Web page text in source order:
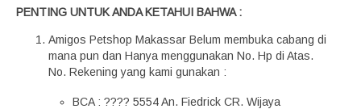
PENTING UNTUK ANDA KETAHUI BAHWA :
Amigos Petshop Makassar Belum membuka cabang di
mana pun dan Hanya menggunakan No. Hp di Atas.
No. Rekening yang kami gunakan :
BCA : ???? 5554 An. Fiedrick CR. Wijaya